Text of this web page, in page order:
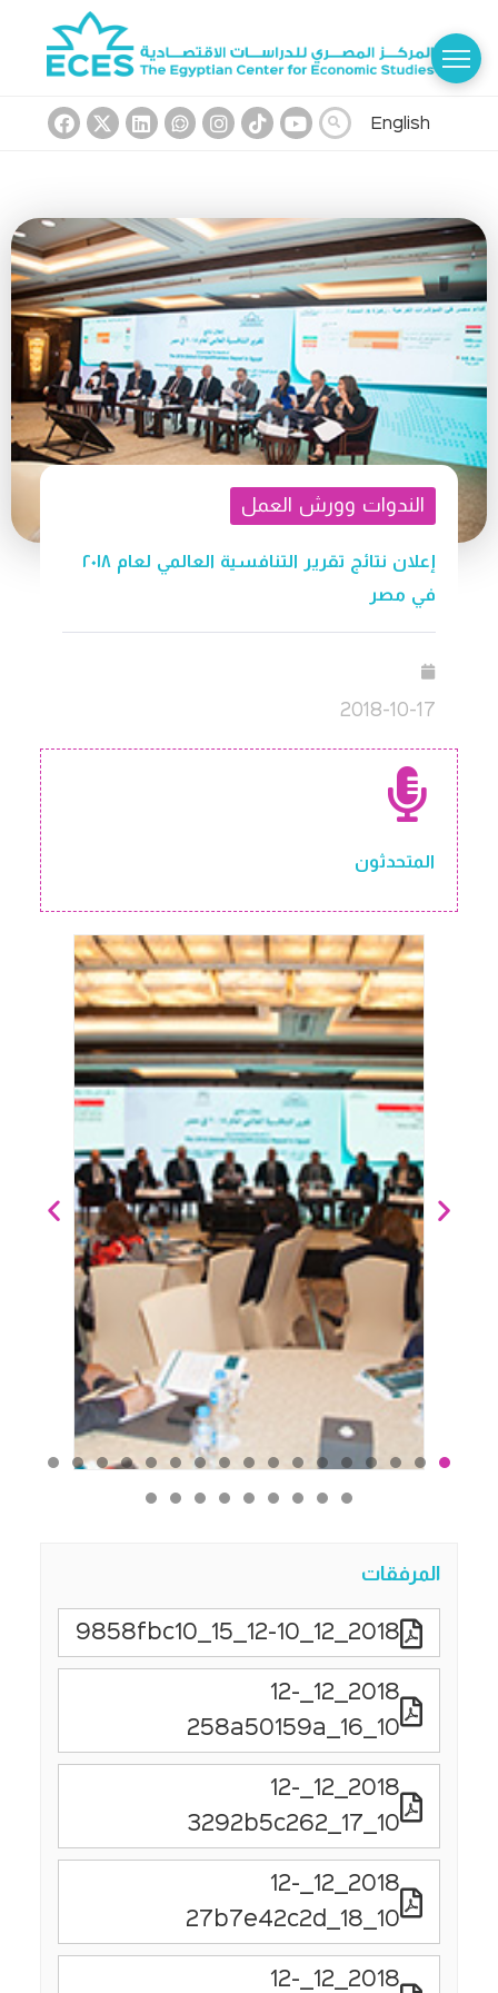
English
الندوات وورش العمل
إعلان نتائج تقرير التنافسية العالمي لعام ٢٠١٨
في مصر
2018-10-17
المتحدثون
المرفقات
2018_12_12-10_15_9858fbc10
2018_12_12-
10_16_258a50159a
2018_12_12-
10_17_3292b5c262
2018_12_12-
10_18_27b7e42c2d
2018_12_12-